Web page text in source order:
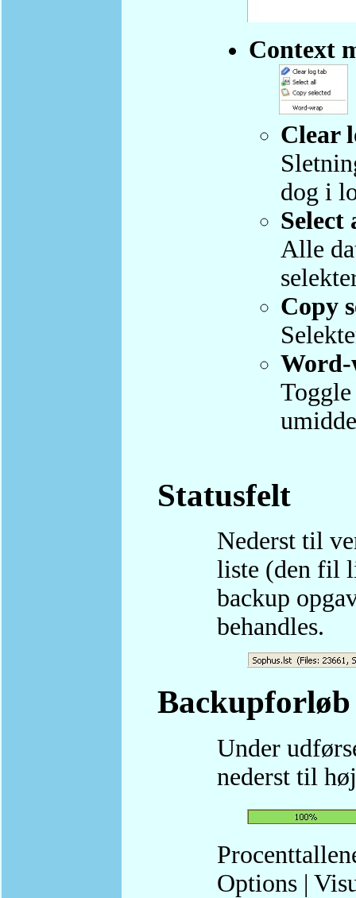
Context
Clear
dog i
Select
Alle
Copy
Statusfelt
Nederst til
liste (den fil
backup
behandles.
Backupforløb
Under
nederst til
Options |